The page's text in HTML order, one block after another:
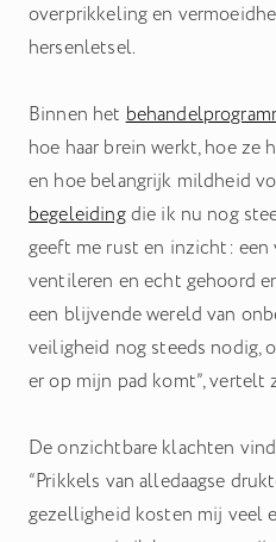
overprikkeling en
hersenletsel.
Binnen het
hoe haar brein werkt, hoe ze
en hoe belangrijk mildheid
begeleidingdie ik nu nog
geeft me rust en inzicht:
ventileren en echt gehoord
een blijvende wereld van
veiligheid nog steeds nodig,
er op mijn pad komt”, vertelt
De onzichtbare klachten
“Prikkels van alledaagse
gezelligheid kosten mij veel